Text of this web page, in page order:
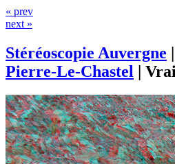
« prev
next »
Stéréoscopie Auvergne |
Pierre-Le-Chastel |